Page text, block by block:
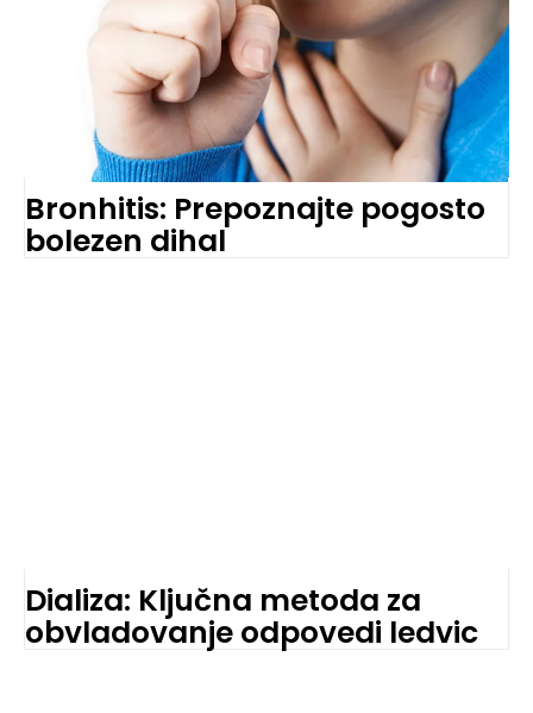
Bronhitis: Prepoznajte pogosto
bolezen dihal
Dializa: Ključna metoda za
obvladovanje odpovedi ledvic